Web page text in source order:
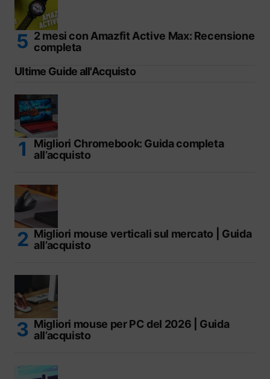
2 mesi con Amazfit Active Max: Recensione
completa
Ultime Guide all'Acquisto
Migliori Chromebook: Guida completa
all’acquisto
Migliori mouse verticali sul mercato | Guida
all’acquisto
Migliori mouse per PC del 2026 | Guida
all’acquisto